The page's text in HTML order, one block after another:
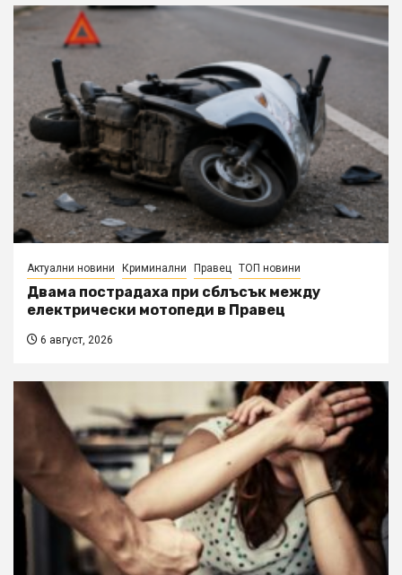
Актуални новини Криминални Правец ТОП новини
Двама пострадаха при сблъсък между
електрически мотопеди в Правец
6 август, 2026